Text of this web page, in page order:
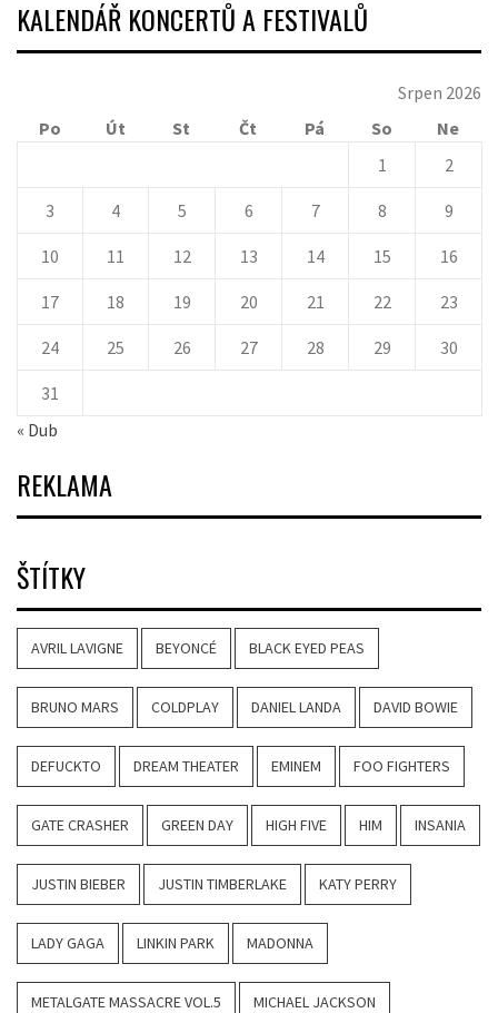
KALENDÁŘ KONCERTŮ A FESTIVALŮ
Srpen 2026
Po
Út St Čt Pá So
Ne
1
2
3 4 5 6 7 8 9
10 11 12 13 14 15 16
17 18 19 20 21 22 23
24 25 26 27 28 29 30
31
« Dub
REKLAMA
ŠTÍTKY
AVRIL LAVIGNE BEYONCÉ BLACK EYED PEAS
BRUNO MARS COLDPLAY DANIEL LANDA DAVID BOWIE
DEFUCKTO DREAM THEATER EMINEM FOO FIGHTERS
GATE CRASHER GREEN DAY HIGH FIVE HIM INSANIA
JUSTIN BIEBER JUSTIN TIMBERLAKE KATY PERRY
LADY GAGA LINKIN PARK MADONNA
METALGATE MASSACRE VOL.5 MICHAEL JACKSON